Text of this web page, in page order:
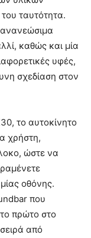
ταυτότητα.
καθώς και μία
υφές,
σχεδίαση στον
το αυτοκίνητο
χρήστη,
ώστε να
οθόνης.
που
πρώτο στο
από